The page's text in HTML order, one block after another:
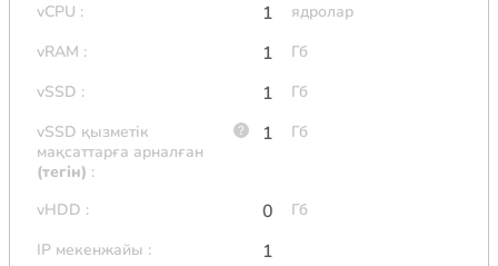
vCPU : 1
ядролар
vRAM : 1
Гб
vSSD : 1
Гб
vSSD қызметік
мақсаттарға арналған
(тегін) :
1 Гб
vHDD : 0
Гб
IP мекенжайы : 1